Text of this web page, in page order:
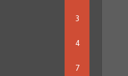
3
4
7